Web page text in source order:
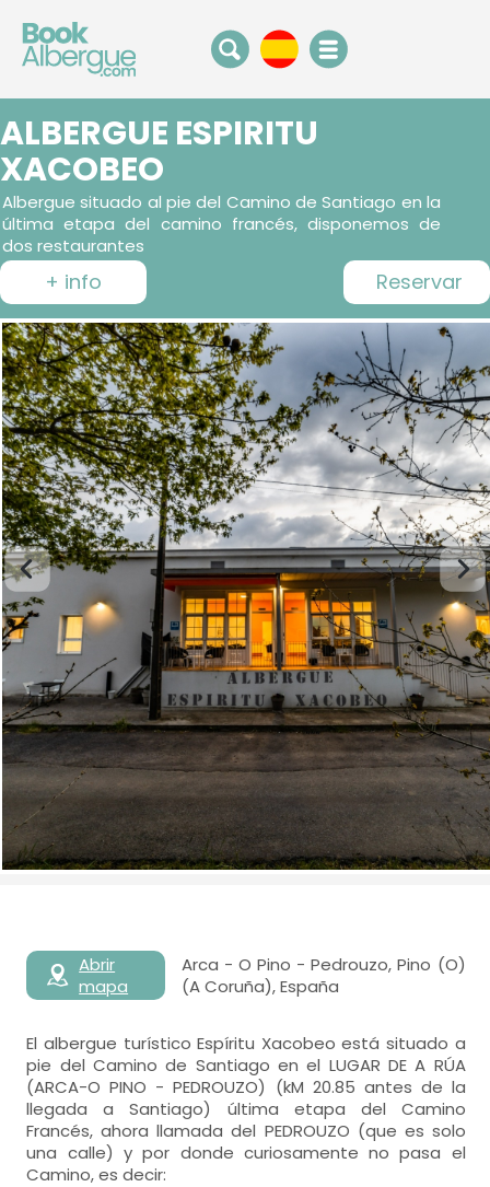
ALBERGUE ESPIRITU
XACOBEO
Albergue situado al pie del Camino de Santiago en la
última etapa del camino francés, disponemos de
dos restaurantes
+ info Reservar
Abrir
mapa
Arca - O Pino - Pedrouzo, Pino (O)
(A Coruña), España
El albergue turístico Espíritu Xacobeo está situado a
pie del Camino de Santiago en el LUGAR DE A RÚA
(ARCA-O PINO - PEDROUZO) (kM 20.85 antes de la
llegada a Santiago) última etapa del Camino
Francés, ahora llamada del PEDROUZO (que es solo
una calle) y por donde curiosamente no pasa el
Camino, es decir: